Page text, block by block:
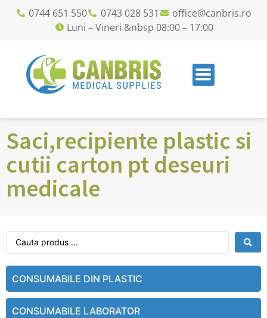
0744 651 550 0743 028 531
office@canbris.ro
Luni – Vineri &nbsp 08:00 – 17:00
Saci,recipiente plastic si
cutii carton pt deseuri
medicale
CONSUMABILE DIN PLASTIC
CONSUMABILE LABORATOR